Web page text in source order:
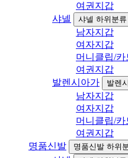
여권지갑
샤넬
샤넬 하위분류
남자지갑
여자지갑
머니클립/
여권지갑
발렌시아가
발렌
남자지갑
여자지갑
머니클립/
여권지갑
명품신발
명품신발 하위